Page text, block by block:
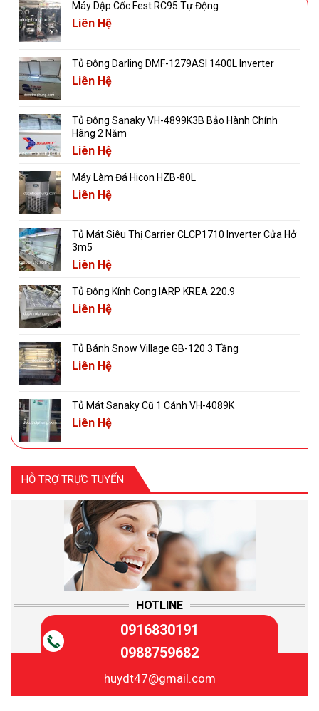
Máy Dập Cốc Fest RC95 Tự Động
Liên Hệ
Tủ Đông Darling DMF-1279ASI 1400L Inverter
Liên Hệ
Tủ Đông Sanaky VH-4899K3B Bảo Hành Chính
Hãng 2 Năm
Liên Hệ
Máy Làm Đá Hicon HZB-80L
Liên Hệ
Tủ Mát Siêu Thị Carrier CLCP1710 Inverter Cửa Hở
3m5
Liên Hệ
Tủ Đông Kính Cong IARP KREA 220.9
Liên Hệ
Tủ Bánh Snow Village GB-120 3 Tầng
Liên Hệ
Tủ Mát Sanaky Cũ 1 Cánh VH-4089K
Liên Hệ
HỖ TRỢ TRỰC TUYẾN
HOTLINE
0916830191
0988759682
huydt47@gmail.com